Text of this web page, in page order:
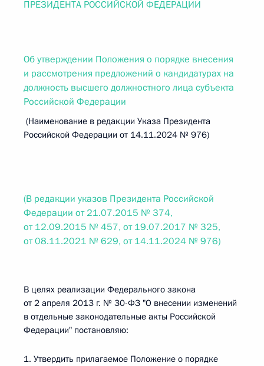
ПРЕЗИДЕНТА РОССИЙСКОЙ ФЕДЕРАЦИИ
Об утверждении Положения о порядке внесения
и рассмотрения предложений о кандидатурах на
должность высшего должностного лица субъекта
Российской Федерации
(Наименование в редакции Указа Президента
Российской Федерации от 14.11.2024 № 976)
(В редакции указов Президента Российской
Федерации от 21.07.2015 № 374,
от 12.09.2015 № 457, от 19.07.2017 № 325,
от 08.11.2021 № 629, от 14.11.2024 № 976)
В целях реализации Федерального закона
от 2 апреля 2013 г. № 30-ФЗ "О внесении изменений
в отдельные законодательные акты Российской
Федерации" постановляю:
1. Утвердить прилагаемое Положение о порядке